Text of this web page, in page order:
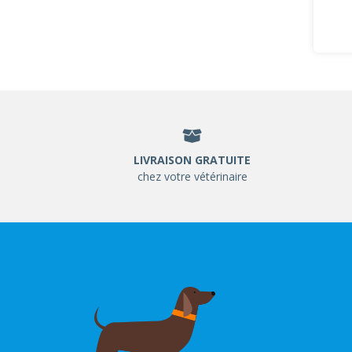
LIVRAISON GRATUITE
chez votre vétérinaire